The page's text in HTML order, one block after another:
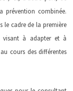
prévention combinée.
le cadre de la première
visant à adapter et à
cours des différentes